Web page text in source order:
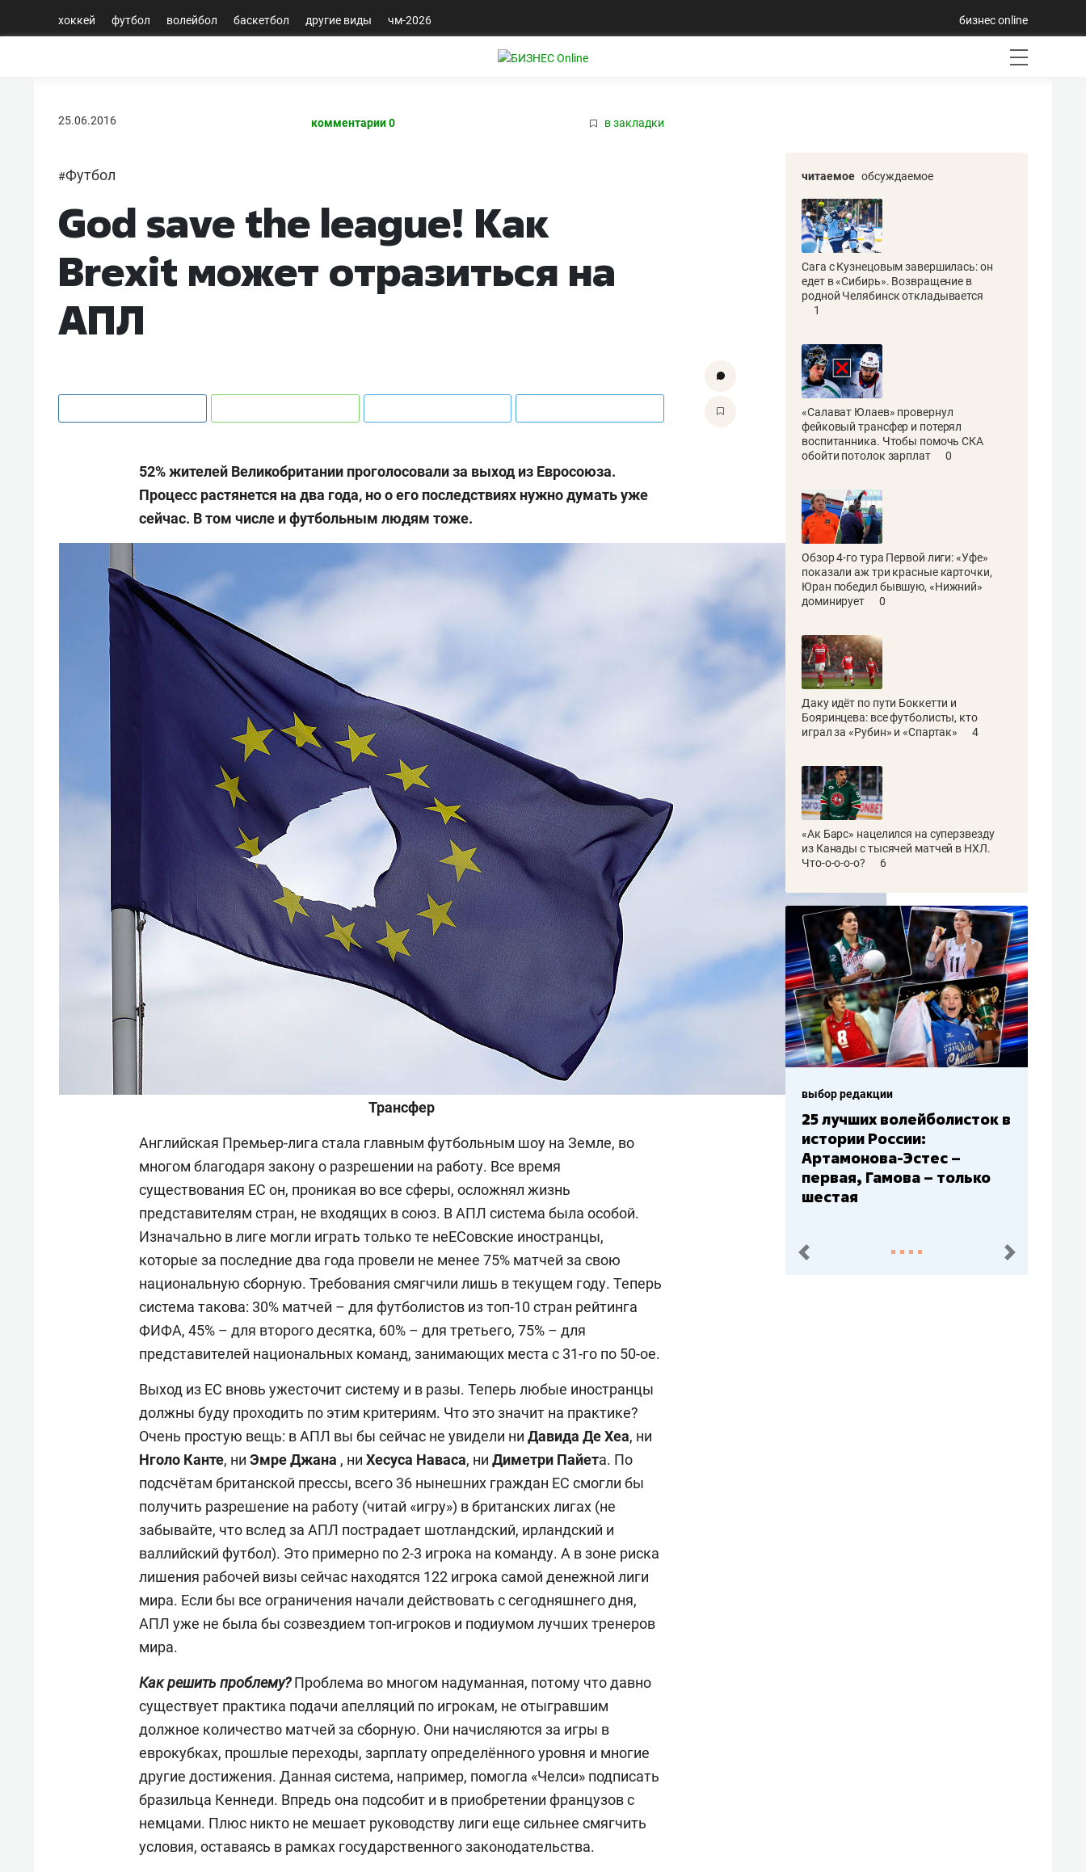
хоккей футбол волейбол баскетбол другие виды чм-2026 бизнес online
25.06.2016 комментарии 0 в закладки
#Футбол
God save the league! Как
Brexit может отразиться на
АПЛ
52% жителей Великобритании проголосовали за выход из Евросоюза.
Процесс растянется на два года, но о его последствиях нужно думать уже
сейчас. В том числе и футбольным людям тоже.
частью ЕС
Christopher
Furlong/
gettyimages.com
Трансфер
Английская Премьер-лига стала главным футбольным шоу на Земле, во
многом благодаря закону о разрешении на работу. Все время
существования ЕС он, проникая во все сферы, осложнял жизнь
представителям стран, не входящих в союз. В АПЛ система была особой.
Изначально в лиге могли играть только те неЕСовские иностранцы,
которые за последние два года провели не менее 75% матчей за свою
национальную сборную. Требования смягчили лишь в текущем году. Теперь
система такова: 30% матчей – для футболистов из топ-10 стран рейтинга
ФИФА, 45% – для второго десятка, 60% – для третьего, 75% – для
представителей национальных команд, занимающих места с 31-го по 50-ое.
Выход из ЕС вновь ужесточит систему и в разы. Теперь любые иностранцы
должны буду проходить по этим критериям. Что это значит на практике?
Очень простую вещь: в АПЛ вы бы сейчас не увидели ни Давида Де Хеа, ни
Нголо Канте, ни Эмре Джана , ни Хесуса Наваса, ни Диметри Пайета. По
подсчётам британской прессы, всего 36 нынешних граждан ЕС смогли бы
получить разрешение на работу (читай «игру») в британских лигах (не
забывайте, что вслед за АПЛ пострадает шотландский, ирландский и
валлийский футбол). Это примерно по 2-3 игрока на команду. А в зоне риска
лишения рабочей визы сейчас находятся 122 игрока самой денежной лиги
мира. Если бы все ограничения начали действовать с сегодняшнего дня,
АПЛ уже не была бы созвездием топ-игроков и подиумом лучших тренеров
мира.
Как решить проблему?Проблема во многом надуманная, потому что давно
существует практика подачи апелляций по игрокам, не отыгравшим
должное количество матчей за сборную. Они начисляются за игры в
еврокубках, прошлые переходы, зарплату определённого уровня и многие
другие достижения. Данная система, например, помогла «Челси» подписать
бразильца Кеннеди. Впредь она подсобит и в приобретении французов с
немцами. Плюс никто не мешает руководству лиги еще сильнее смягчить
условия, оставаясь в рамках государственного законодательства.
читаемое обсуждаемое
Сага с Кузнецовым завершилась: он
едет в «Сибирь». Возвращение в
родной Челябинск откладывается
1
«Салават Юлаев» провернул
фейковый трансфер и потерял
воспитанника. Чтобы помочь СКА
обойти потолок зарплат
0
Обзор 4-го тура Первой лиги: «Уфе»
показали аж три красные карточки,
Юран победил бывшую, «Нижний»
доминирует
0
Даку идёт по пути Боккетти и
Бояринцева: все футболисты, кто
играл за «Рубин» и «Спартак»
4
«Ак Барс» нацелился на суперзвезду
из Канады с тысячей матчей в НХЛ.
Что-о-о-о-о?
6
выбор редакции
Бюджеты клубов КХЛ: СКА
– главный мажор, «Ак
Барс» – второй, «Салават
Юлаев» – середняк
пред. след.